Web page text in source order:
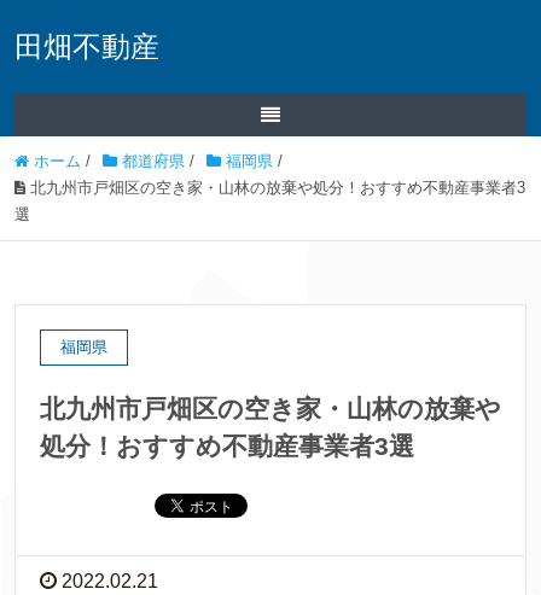
田畑不動産
ホーム / 都道府県 / 福岡県 /
北九州市戸畑区の空き家・山林の放棄や処分！おすすめ不動産事業者3
選
福岡県
北九州市戸畑区の空き家・山林の放棄や
処分！おすすめ不動産事業者3選
2022.02.21